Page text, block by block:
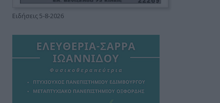
Ειδήσεις 5-8-2026